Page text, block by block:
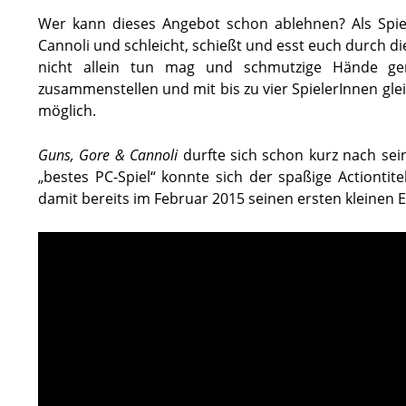
Wer kann dieses Angebot schon ablehnen? Als
Cannoli und schleicht, schießt und esst euch durch
nicht allein tun mag und schmutzige Hände
zusammenstellen und mit bis zu vier SpielerInnen
möglich.
Guns, Gore & Cannolidurfte sich schon kurz nach
„bestes PC-Spiel“ konnte sich der spaßige
damit bereits im Februar 2015 seinen ersten kleinen